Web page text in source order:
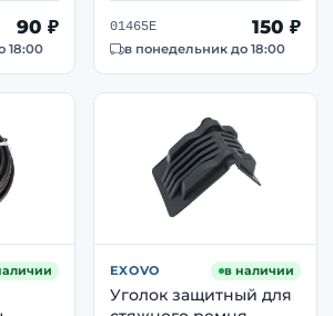
90 ₽
18:00
латунная
латунь · обслуживаемая
01465E 150 ₽
в понедельник до 18:00
EXOVO в наличии
Уголок защитный для